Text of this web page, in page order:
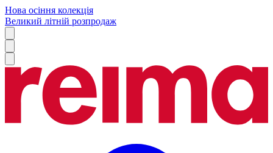
Нова осіння колекція
Великий літній розпродаж